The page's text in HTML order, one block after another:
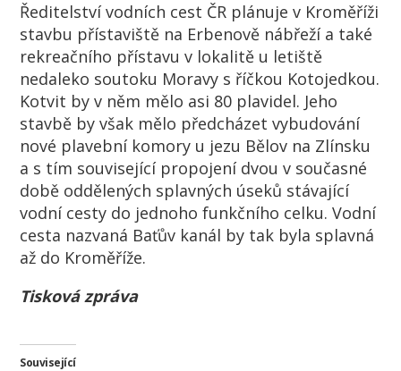
Ředitelství vodních cest ČR plánuje v Kroměříži
stavbu přístaviště na Erbenově nábřeží a také
rekreačního přístavu v lokalitě u letiště
nedaleko soutoku Moravy s říčkou Kotojedkou.
Kotvit by v něm mělo asi 80 plavidel. Jeho
stavbě by však mělo předcházet vybudování
nové plavební komory u jezu Bělov na Zlínsku
a s tím související propojení dvou v současné
době oddělených splavných úseků stávající
vodní cesty do jednoho funkčního celku. Vodní
cesta nazvaná Baťův kanál by tak byla splavná
až do Kroměříže.
Tisková zpráva
Související